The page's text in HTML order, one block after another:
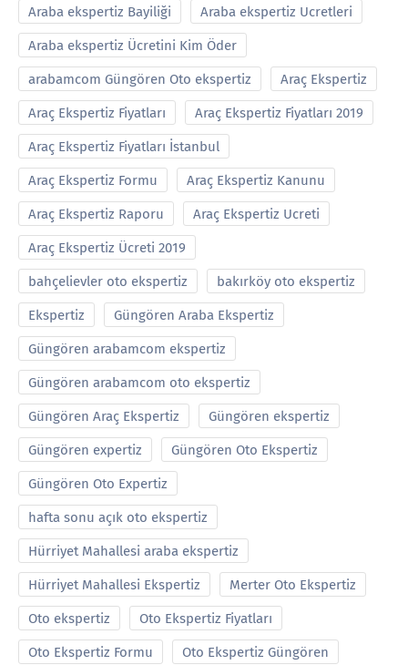
Araba ekspertiz Bayiliği Araba ekspertiz Ucretleri
Araba ekspertiz Ücretini Kim Öder
arabamcom Güngören Oto ekspertiz Araç Ekspertiz
Araç Ekspertiz Fiyatları Araç Ekspertiz Fiyatları 2019
Araç Ekspertiz Fiyatları İstanbul
Araç Ekspertiz Formu Araç Ekspertiz Kanunu
Araç Ekspertiz Raporu Araç Ekspertiz Ucreti
Araç Ekspertiz Ücreti 2019
bahçelievler oto ekspertiz bakırköy oto ekspertiz
Ekspertiz Güngören Araba Ekspertiz
Güngören arabamcom ekspertiz
Güngören arabamcom oto ekspertiz
Güngören Araç Ekspertiz Güngören ekspertiz
Güngören expertiz Güngören Oto Ekspertiz
Güngören Oto Expertiz
hafta sonu açık oto ekspertiz
Hürriyet Mahallesi araba ekspertiz
Hürriyet Mahallesi Ekspertiz Merter Oto Ekspertiz
Oto ekspertiz Oto Ekspertiz Fiyatları
Oto Ekspertiz Formu Oto Ekspertiz Güngören